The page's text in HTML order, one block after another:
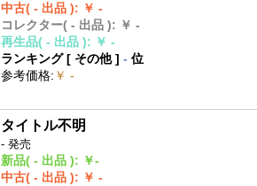
中古( - 出品 ): ￥ -
コレクター( - 出品 ): ￥ -
再生品( - 出品 ): ￥ -
ランキング [ その他]- 位
参考価格: ￥ -
タイトル不明
- 発売
新品( - 出品 ): ￥-
中古( - 出品 ): ￥ -